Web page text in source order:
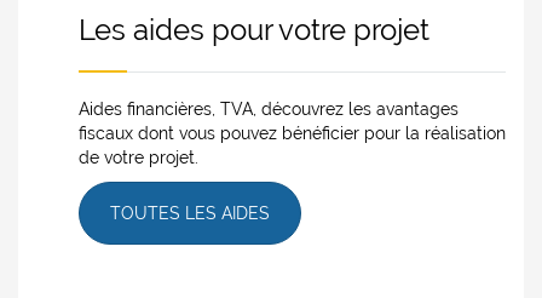
Les aides pour votre projet
Aides financières, TVA, découvrez les avantages
fiscaux dont vous pouvez bénéficier pour la réalisation
de votre projet.
TOUTES LES AIDES